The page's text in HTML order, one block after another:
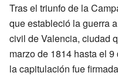
Tras el triunfo de la
que estableció la guerra
civil de Valencia, ciudad
marzo de 1814 hasta el
la capitulación fue